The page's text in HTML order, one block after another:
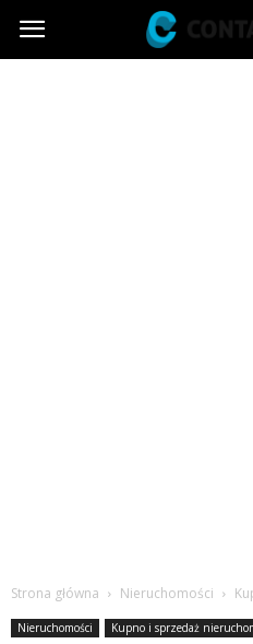
Contador.pl
Strona główna Nieruchomości
Nieruchomości Kupno i sprzedaż